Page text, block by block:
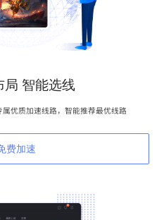
局 智能选线
优质加速线路，智能推荐最优线路
费加速